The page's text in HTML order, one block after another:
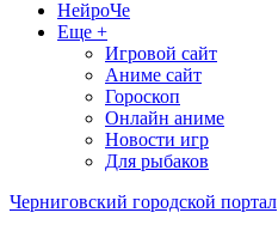
НейроЧе
Еще +
Игровой сайт
Аниме сайт
Гороскоп
Онлайн аниме
Новости игр
Для рыбаков
Черниговский городской портал